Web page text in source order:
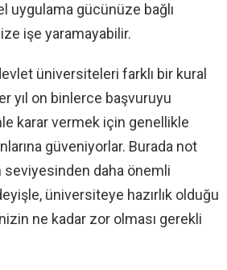
uygulama gücünüze bağlı
işe yaramayabilir.
üniversiteleri farklı bir kural
yıl on binlerce başvuruyu
karar vermek için genellikle
güveniyorlar. Burada not
seviyesinden daha önemli
üniversiteye hazırlık olduğu
ne kadar zor olması gerekli